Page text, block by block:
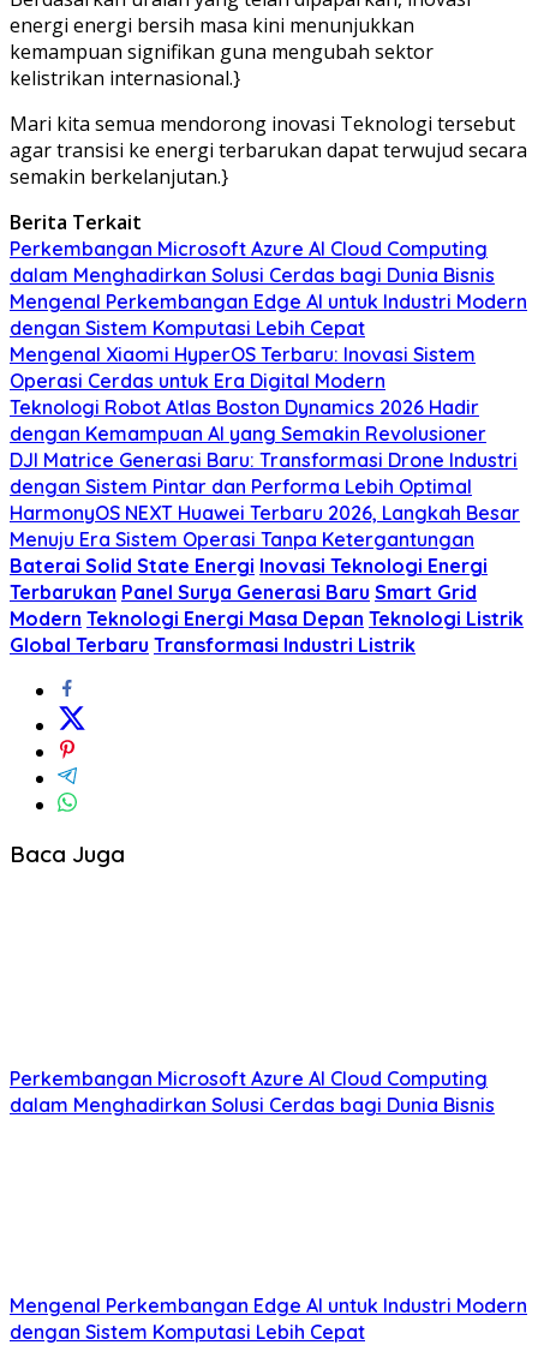
energi energi bersih masa kini menunjukkan
kemampuan signifikan guna mengubah sektor
kelistrikan internasional.}
Mari kita semua mendorong inovasi Teknologi tersebut
agar transisi ke energi terbarukan dapat terwujud secara
semakin berkelanjutan.}
Berita Terkait
Perkembangan Microsoft Azure AI Cloud Computing
dalam Menghadirkan Solusi Cerdas bagi Dunia Bisnis
Mengenal Perkembangan Edge AI untuk Industri Modern
dengan Sistem Komputasi Lebih Cepat
Mengenal Xiaomi HyperOS Terbaru: Inovasi Sistem
Operasi Cerdas untuk Era Digital Modern
Teknologi Robot Atlas Boston Dynamics 2026 Hadir
dengan Kemampuan AI yang Semakin Revolusioner
DJI Matrice Generasi Baru: Transformasi Drone Industri
dengan Sistem Pintar dan Performa Lebih Optimal
HarmonyOS NEXT Huawei Terbaru 2026, Langkah Besar
Menuju Era Sistem Operasi Tanpa Ketergantungan
Baterai Solid State Energi Inovasi Teknologi Energi
Terbarukan Panel Surya Generasi Baru Smart Grid
Modern Teknologi Energi Masa Depan Teknologi Listrik
Global Terbaru Transformasi Industri Listrik
Baca Juga
Perkembangan Microsoft Azure AI Cloud Computing
dalam Menghadirkan Solusi Cerdas bagi Dunia Bisnis
Mengenal Perkembangan Edge AI untuk Industri Modern
dengan Sistem Komputasi Lebih Cepat